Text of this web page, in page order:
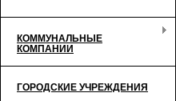
КОММУНАЛЬНЫЕ
КОМПАНИИ
ГОРОДСКИЕ УЧРЕЖДЕНИЯ